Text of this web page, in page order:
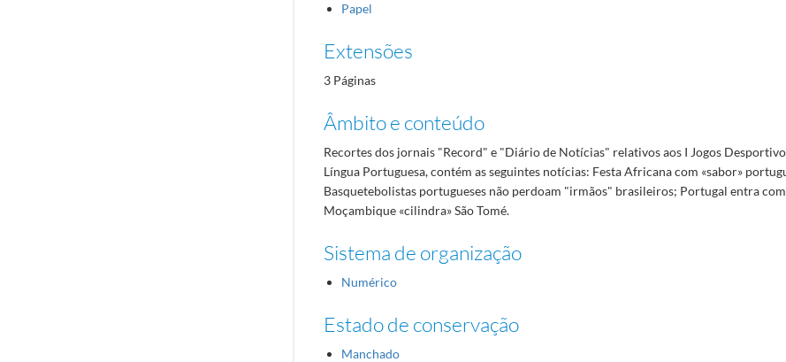
Papel
Extensões
3 Páginas
Âmbito e conteúdo
Recortes dos jornais "Record" e "Diário de Notícias" relativos aos I Jogos
Língua Portuguesa, contém as seguintes notícias: Festa Africana com «sabor»
Basquetebolistas portugueses não perdoam "irmãos" brasileiros; Portugal entra
Moçambique «cilindra» São Tomé.
Sistema de organização
Numérico
Estado de conservação
Manchado